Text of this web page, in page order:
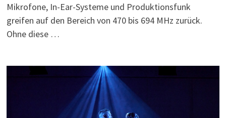
Mikrofone, In-Ear-Systeme und Produktionsfunk
greifen auf den Bereich von 470 bis 694 MHz zurück.
Ohne diese …